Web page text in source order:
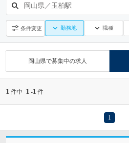
岡山県／玉柏駅
条件変更 勤務地 職種
岡山県で募集中の求人
1 件中 1 -1 件
1